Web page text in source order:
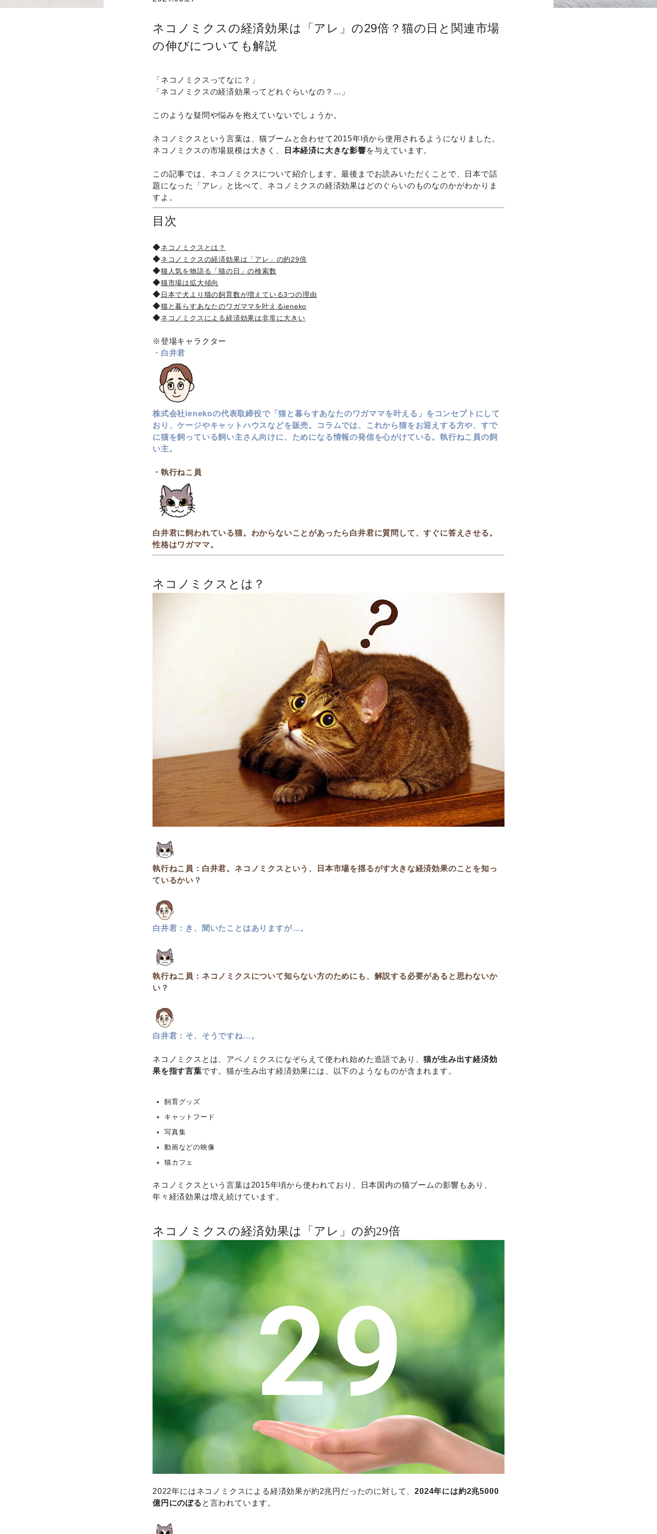
ネコノミクスの経済効果は「アレ」の29倍？猫の日と関連市場
の伸びについても解説
「ネコノミクスってなに？」
「ネコノミクスの経済効果ってどれぐらいなの？…」
このような疑問や悩みを抱えていないでしょうか。
ネコノミクスという言葉は、猫ブームと合わせて2015年頃から使用されるようになりました。
ネコノミクスの市場規模は大きく、
日本経済に大きな影響を与えています。
この記事では、ネコノミクスについて紹介します。最後までお読みいただくことで、日本で話
題になった「アレ」と比べて、ネコノミクスの経済効果はどのぐらいのものなのかがわかりま
すよ。
目次
◆ネコノミクスとは？
◆ネコノミクスの経済効果は「アレ」の約29倍
◆猫人気を物語る「猫の日」の検索数
◆猫市場は拡大傾向
◆日本で犬より猫の飼育数が増えている3つの理由
◆猫と暮らすあなたのワガママを叶えるieneko
◆ネコノミクスによる経済効果は非常に大きい
※登場キャラクター
・白井君
株式会社ienekoの代表取締役で「猫と暮らすあなたのワガママを叶える」をコンセプトにして
おり、ケージやキャットハウスなどを販売。コラムでは、これから猫をお迎えする方や、すで
に猫を飼っている飼い主さん向けに、ためになる情報の発信を心がけている。執行ねこ員の飼
い主。
・執行ねこ員
白井君に飼われている猫。わからないことがあったら白井君に質問して、すぐに答えさせる。
性格はワガママ。
ネコノミクスとは？
執行ねこ員：白井君。ネコノミクスという、日本市場を揺るがす大きな経済効果のことを知っ
ているかい？
白井君：き、聞いたことはありますが…。
執行ねこ員：ネコノミクスについて知らない方のためにも、解説する必要があると思わないか
い？
白井君：そ、そうですね…。
ネコノミクスとは、アベノミクスになぞらえて使われ始めた造語であり、猫が生み出す経済効
果を指す言葉です。猫が生み出す経済効果には、以下のようなものが含まれます。
飼育グッズ
キャットフード
写真集
動画などの映像
猫カフェ
ネコノミクスという言葉は2015年頃から使われており、日本国内の猫ブームの影響もあり、
年々経済効果は増え続けています。
ネコノミクスの経済効果は「アレ」の約29倍
2022年にはネコノミクスによる経済効果が約2兆円だったのに対して、2024年には約2兆5000
億円にのぼる と言われています。